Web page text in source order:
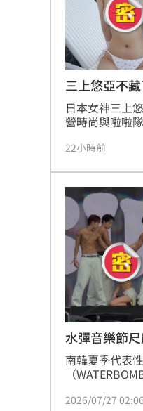
小鹿「
曬內褲被
昔營業
富邦員工
獨／賓賓
徐佳青讓
新／彰律
白委竟拿
71歲「
周杰倫被
台灣彩券
LIVE三
三立
三上悠亞不
日本女神三上
營時尚與啦啦
個人社群平台
身與傲人曲線
網友暴動。
22小時前
水彈音樂節
南韓夏季代表
（
美、請夏、權
2026/07/27 02:06